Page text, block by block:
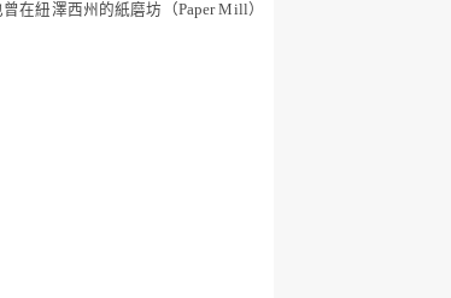
曾在紐澤西州的紙磨坊（Paper Mill）